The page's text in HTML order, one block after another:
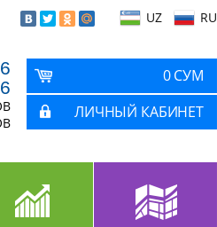
UZ RU
0 СУМ
ЛИЧНЫЙ КАБИНЕТ